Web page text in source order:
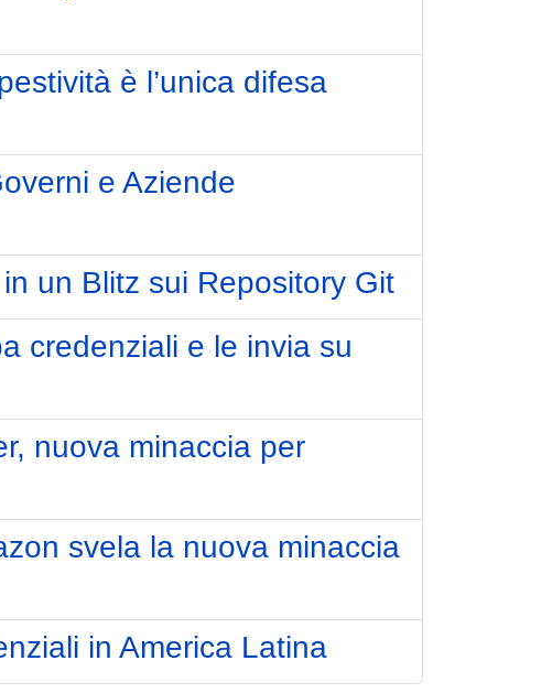
è l’unica difesa
e Aziende
un Blitz sui Repository Git
credenziali e le invia su
nuova minaccia per
svela la nuova minaccia
in America Latina